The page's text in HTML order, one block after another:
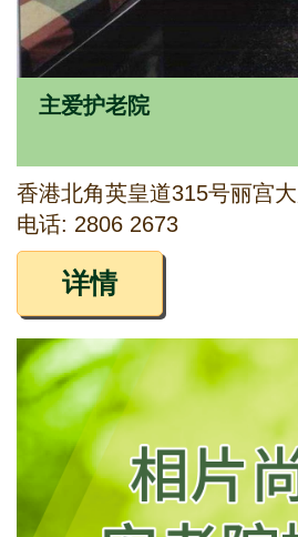
主爱护老院
电话: 2806 2673
详情